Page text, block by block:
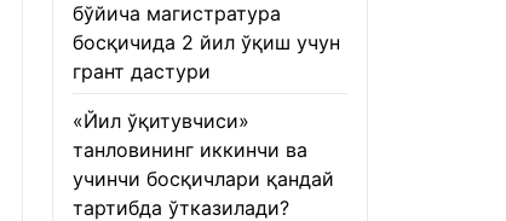
бўйича магистратура
босқичида 2 йил ўқиш учун
грант дастури
«Йил ўқитувчиси»
танловининг иккинчи ва
учинчи босқичлари қандай
тартибда ўтказилади?